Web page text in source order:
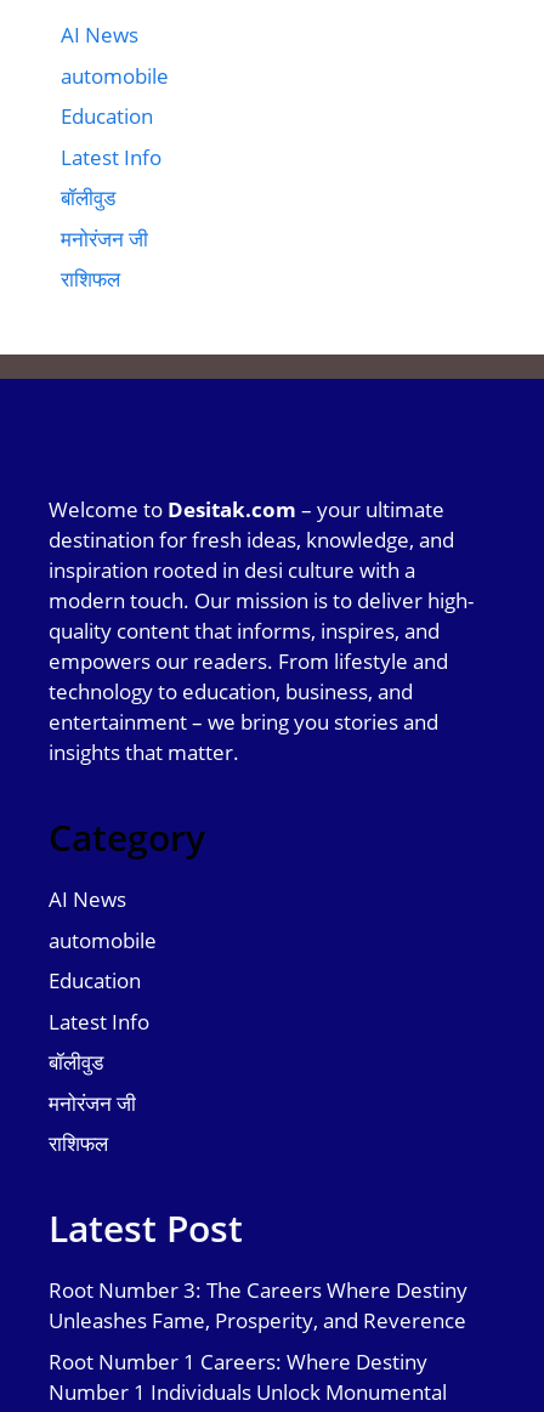
AI News
automobile
Education
Latest Info
बॉलीवुड
मनोरंजन जी
राशिफल
Welcome to Desitak.com – your ultimate
destination for fresh ideas, knowledge, and
inspiration rooted in desi culture with a
modern touch. Our mission is to deliver high-
quality content that informs, inspires, and
empowers our readers. From lifestyle and
technology to education, business, and
entertainment – we bring you stories and
insights that matter.
Category
AI News
automobile
Education
Latest Info
बॉलीवुड
मनोरंजन जी
राशिफल
Latest Post
Root Number 3: The Careers Where Destiny
Unleashes Fame, Prosperity, and Reverence
Root Number 1 Careers: Where Destiny
Number 1 Individuals Unlock Monumental